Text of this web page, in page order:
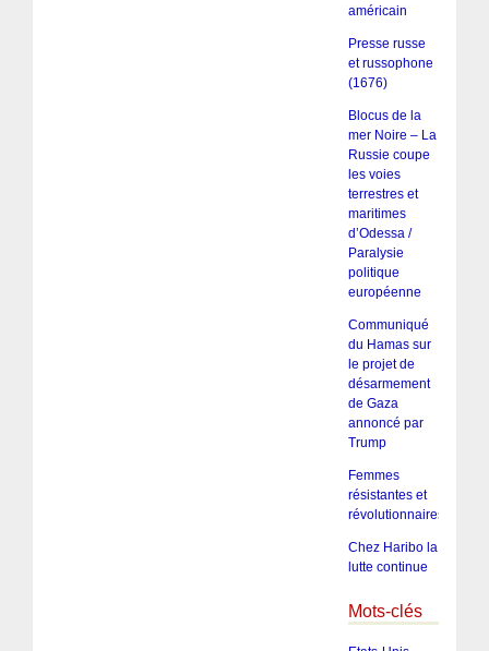
américain
Presse russe
et russophone
(1676)
Blocus de la
mer Noire – La
Russie coupe
les voies
terrestres et
maritimes
d’Odessa /
Paralysie
politique
européenne
Communiqué
du Hamas sur
le projet de
désarmement
de Gaza
annoncé par
Trump
Femmes
résistantes et
révolutionnaires
Chez Haribo la
lutte continue
Mots-clés